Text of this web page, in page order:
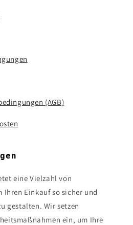
(AGB)
eine Vielzahl von
Einkauf so sicher und
gestalten. Wir setzen
ein, um Ihre